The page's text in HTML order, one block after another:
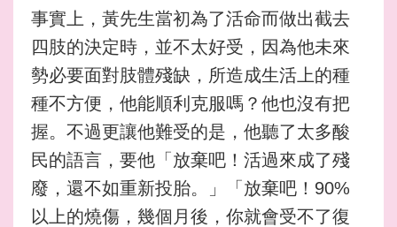
事實上，黃先生當初為了活命而做出截去
四肢的決定時，並不太好受，因為他未來
勢必要面對肢體殘缺，所造成生活上的種
種不方便，他能順利克服嗎？他也沒有把
握。不過更讓他難受的是，他聽了太多酸
民的語言，要他「放棄吧！活過來成了殘
廢，還不如重新投胎。」「放棄吧！90%
以上的燒傷，幾個月後，你就會受不了復